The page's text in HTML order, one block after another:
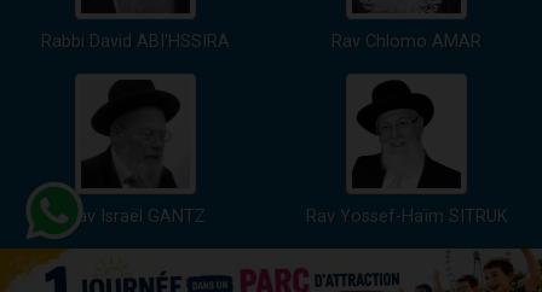
Rabbi David ABI'HSSIRA Rav Chlomo AMAR
Rav Israël GANTZ Rav Yossef-Haïm SITRUK